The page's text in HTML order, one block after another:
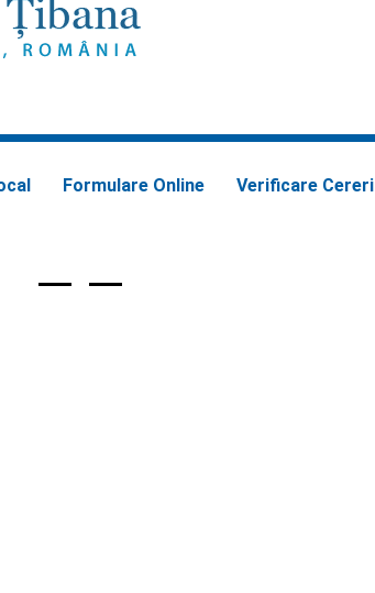
Formulare Online Verificare Cereri